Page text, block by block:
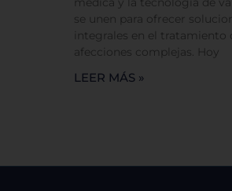
se unen para ofrecer
integrales en el tratamiento
afecciones complejas. Hoy
LEER MÁS »